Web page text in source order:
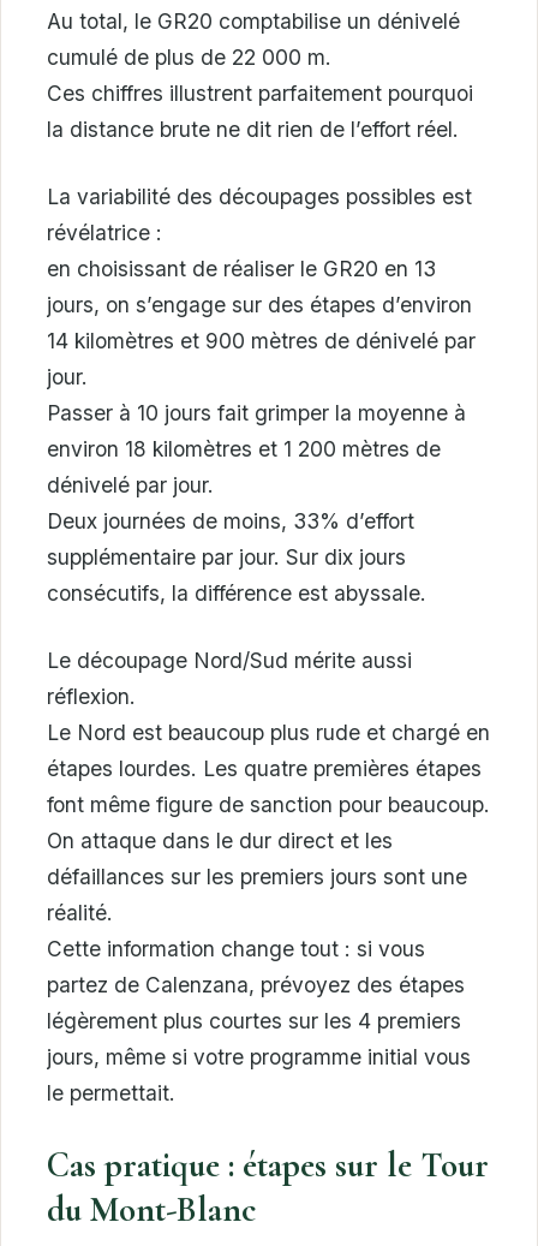
Au total, le GR20 comptabilise un dénivelé
cumulé de plus de 22 000 m.
Ces chiffres illustrent parfaitement pourquoi
la distance brute ne dit rien de l’effort réel.
La variabilité des découpages possibles est
révélatrice :
en choisissant de réaliser le GR20 en 13
jours, on s’engage sur des étapes d’environ
14 kilomètres et 900 mètres de dénivelé par
jour.
Passer à 10 jours fait grimper la moyenne à
environ 18 kilomètres et 1 200 mètres de
dénivelé par jour.
Deux journées de moins, 33% d’effort
supplémentaire par jour. Sur dix jours
consécutifs, la différence est abyssale.
Le découpage Nord/Sud mérite aussi
réflexion.
Le Nord est beaucoup plus rude et chargé en
étapes lourdes. Les quatre premières étapes
font même figure de sanction pour beaucoup.
On attaque dans le dur direct et les
défaillances sur les premiers jours sont une
réalité.
Cette information change tout : si vous
partez de Calenzana, prévoyez des étapes
légèrement plus courtes sur les 4 premiers
jours, même si votre programme initial vous
le permettait.
Cas pratique : étapes sur le Tour
du Mont-Blanc